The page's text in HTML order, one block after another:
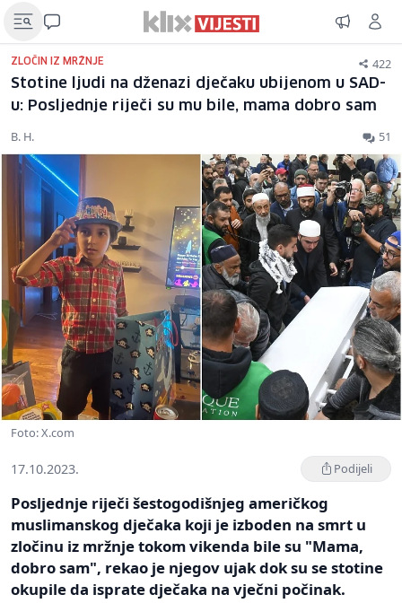
ZLOČIN IZ MRŽNJE 422
Stotine ljudi na dženazi dječaku ubijenom u SAD-
u: Posljednje riječi su mu bile, mama dobro sam
B. H. 51
Foto: X.com
17.10.2023. Podijeli
Posljednje riječi šestogodišnjeg američkog
muslimanskog dječaka koji je izboden na smrt u
zločinu iz mržnje tokom vikenda bile su "Mama,
dobro sam", rekao je njegov ujak dok su se stotine
okupile da isprate dječaka na vječni počinak.